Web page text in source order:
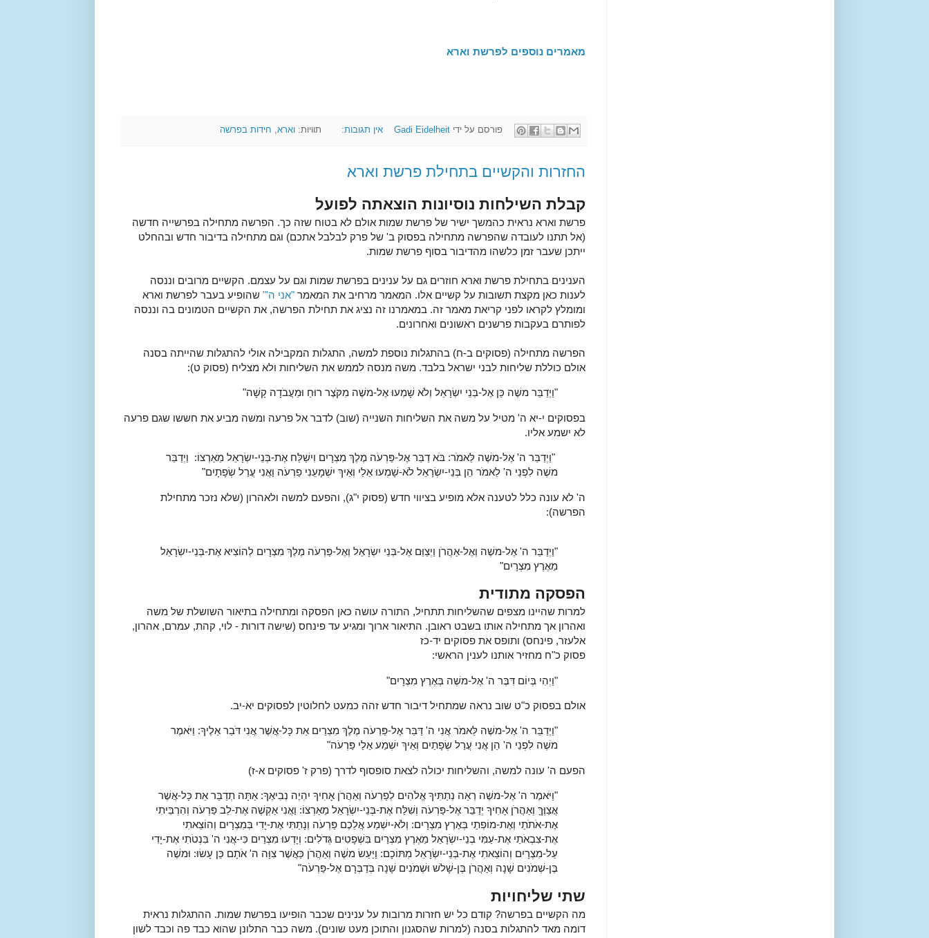
מאמרים נוספים לפרשת וארא
פורסם על ידי Gadi Eidelheit אין תגובות: תוויות:וארא, חידות בפרשה
החזרות והקשיים בתחילת פרשת וארא
קבלת השילחות נוסיונות הוצאתה לפועל
פרשת וארא נראית כהמשך ישיר של פרשת שמות אולם לא בטוח שזה כך. הפרשה מתחילה בפרשייה חדשה
(אל תתנו לעובדה שהפרשה מתחילה בפסוק ב' של פרק לבלבל אתכם) וגם מתחילה בדיבור חדש ובהחלט
ייתכן שעבר זמן כלשהו מהדיבור בסוף פרשת שמות.
הענינים בתחילת פרשת וארא חוזרים גם על ענינים בפרשת שמות וגם על עצמם. הקשיים מרובים וננסה
לענות כאן מקצת תשובות על קשיים אלו. המאמר מרחיב את המאמר "אני ה'" שהופיע בעבר לפרשת וארא
ומומלץ לקראו לפני קריאת מאמר זה. במאמרנו זה נציג את תחילת הפרשה, את הקשיים הטמונים בה וננסה
לפותרם בעקבות פרשנים ראשונים ואחרונים.
הפרשה מתחילה (פסוקים ב-ח) בהתגלות נוספת למשה, התגלות המקבילה אולי להתגלות שהייתה בסנה
אולם כוללת שליחות לבני ישראל בלבד. משה מנסה לממש את השליחות ולא מצליח (פסוק ט):
"וַיְדַבֵּר משֶׁה כֵּן אֶל-בְּנֵי יִשְׂרָאֵל וְלֹא שָׁמְעוּ אֶל-משֶׁה מִקֹּצֶר רוּחַ וּמֵעֲבֹדָה קָשָׁה"
בפסוקים י-יא ה' מטיל על משה את השליחות השנייה (שוב) לדבר אל פרעה ומשה מביע את חששו שגם פרעה
לא ישמע אליו.
"וַיְדַבֵּר ה' אֶל-משֶׁה לֵּאמֹר: בֹּא דַבֵּר אֶל-פַּרְעֹה מֶלֶךְ מִצְרָיִם וִישַׁלַּח אֶת-בְּנֵי-יִשְׂרָאֵל מֵאַרְצוֹ: וַיְדַבֵּר
משֶׁה לִפְנֵי ה' לֵאמֹר הֵן בְּנֵי-יִשְׂרָאֵל לֹא-שָׁמְעוּ אֵלַי וְאֵיךְ יִשְׁמָעֵנִי פַרְעֹה וַאֲנִי עֲרַל שְׂפָתָיִם"
ה' לא עונה כלל לטענה אלא מופיע בציווי חדש (פסוק י"ג), והפעם למשה ולאהרון (שלא נזכר מתחילת
הפרשה):
"וַיְדַבֵּר ה' אֶל-משֶׁה וְאֶל-אַהֲרֹן וַיְצַוֵּם אֶל-בְּנֵי יִשְׂרָאֵל וְאֶל-פַּרְעֹה מֶלֶךְ מִצְרָיִם לְהוֹצִיא אֶת-בְּנֵי-יִשְׂרָאֵל
מֵאֶרֶץ מִצְרָיִם"
הפסקה מתודית
למרות שהיינו מצפים שהשליחות תתחיל, התורה עושה כאן הפסקה ומתחילה בתיאור השושלת של משה
ואהרון אך מתחילה אותו בשבט ראובן. התיאור ארוך ומגיע עד פינחס (שישה דורות - לוי, קהת, עמרם, אהרון,
אלעזר, פינחס) ותופס את פסוקים יד-כז
פסוק כ"ח מחזיר אותנו לענין הראשי:
"וַיְהִי בְּיוֹם דִּבֶּר ה' אֶל-משֶׁה בְּאֶרֶץ מִצְרָיִם"
אולם בפסוק כ"ט שוב נראה שמתחיל דיבור חדש זהה כמעט לחלוטין לפסוקים יא-יב.
"וַיְדַבֵּר ה' אֶל-משֶׁה לֵּאמֹר אֲנִי ה' דַּבֵּר אֶל-פַּרְעֹה מֶלֶךְ מִצְרַיִם אֵת כָּל-אֲשֶׁר אֲנִי דֹּבֵר אֵלֶיךָ: וַיֹּאמֶר
משֶׁה לִפְנֵי ה' הֵן אֲנִי עֲרַל שְׂפָתַיִם וְאֵיךְ יִשְׁמַע אֵלַי פַּרְעֹה"
הפעם ה' עונה למשה, והשליחות יכולה לצאת סופסוף לדרך (פרק ז' פסוקים א-ז)
"וַיֹּאמֶר ה' אֶל-משֶׁה רְאֵה נְתַתִּיךָ אֱלֹהִים לְפַרְעֹה וְאַהֲרֹן אָחִיךָ יִהְיֶה נְבִיאֶךָ: אַתָּה תְדַבֵּר אֵת כָּל-אֲשֶׁר
אֲצַוֶּךָּ וְאַהֲרֹן אָחִיךָ יְדַבֵּר אֶל-פַּרְעֹה וְשִׁלַּח אֶת-בְּנֵי-יִשְׂרָאֵל מֵאַרְצוֹ: וַאֲנִי אַקְשֶׁה אֶת-לֵב פַּרְעֹה וְהִרְבֵּיתִי
אֶת-אֹתֹתַי וְאֶת-מוֹפְתַי בְּאֶרֶץ מִצְרָיִם: וְלֹא-יִשְׁמַע אֲלֵכֶם פַּרְעֹה וְנָתַתִּי אֶת-יָדִי בְּמִצְרָיִם וְהוֹצֵאתִי
אֶת-צִבְאֹתַי אֶת-עַמִּי בְנֵי-יִשְׂרָאֵל מֵאֶרֶץ מִצְרַיִם בִּשְׁפָטִים גְּדֹלִים: וְיָדְעוּ מִצְרַיִם כִּי-אֲנִי ה' בִּנְטֹתִי אֶת-יָדִי
עַל-מִצְרָיִם וְהוֹצֵאתִי אֶת-בְּנֵי-יִשְׂרָאֵל מִתּוֹכָם: וַיַּעַשׂ משֶׁה וְאַהֲרֹן כַּאֲשֶׁר צִוָּה ה' אֹתָם כֵּן עָשׂוּ: וּמשֶׁה
בֶּן-שְׁמֹנִים שָׁנָה וְאַהֲרֹן בֶּן-שָׁלשׁ וּשְׁמֹנִים שָׁנָה בְּדַבְּרָם אֶל-פַּרְעֹה"
שתי שליחויות
מה הקשיים בפרשה? קודם כל יש חזרות מרובות על ענינים שכבר הופיעו בפרשת שמות. ההתגלות נראית
דומה מאד להתגלות בסנה (למרות שהסגנון והתוכן מעט שונים). משה כבר התלונן שהוא כבד פה וכבד לשון